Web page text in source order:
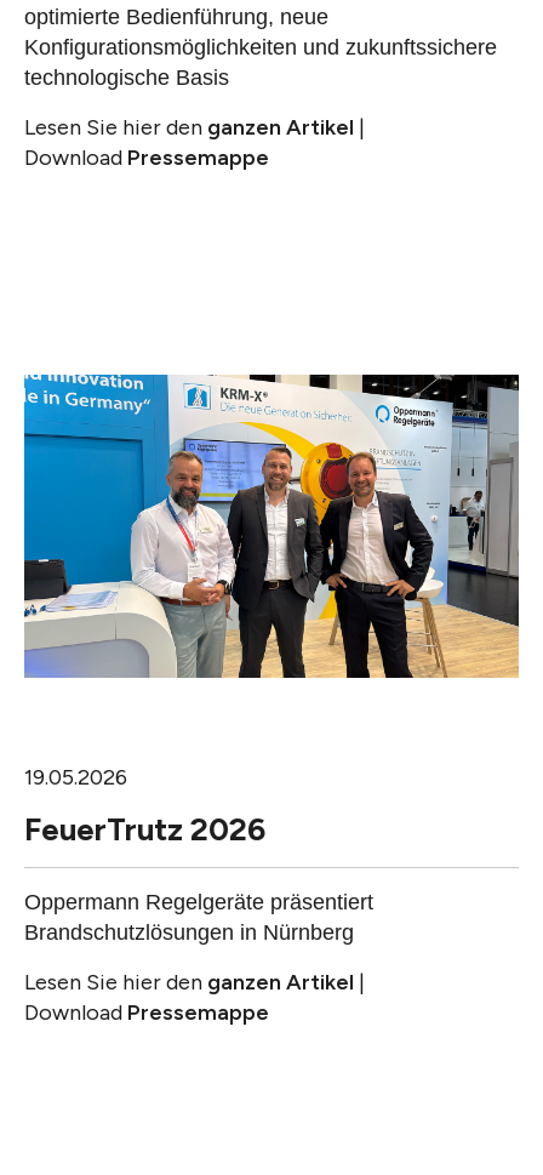
optimierte Bedienführung, neue
Konfigurationsmöglichkeiten und zukunftssichere
technologische Basis
Lesen Sie hier den ganzen Artikel |
Download Pressemappe
19.05.2026
FeuerTrutz 2026
Oppermann Regelgeräte präsentiert
Brandschutzlösungen in Nürnberg
Lesen Sie hier den ganzen Artikel |
Download Pressemappe